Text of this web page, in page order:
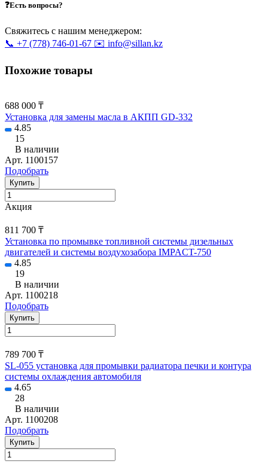
❓Есть вопросы?
Свяжитесь с нашим менеджером:
📞 +7 (778) 746-01-67 ✉️ info@sillan.kz
Похожие товары
688 000 ₸
Установка для замены масла в АКПП GD-332
4.85
15
В наличии
Арт. 1100157
Подобрать
Купить
Акция
811 700 ₸
Установка по промывке топливной системы дизельных
двигателей и системы воздухозабора IMPACT-750
4.85
19
В наличии
Арт. 1100218
Подобрать
Купить
789 700 ₸
SL-055 установка для промывки радиатора печки и контура
системы охлаждения автомобиля
4.65
28
В наличии
Арт. 1100208
Подобрать
Купить